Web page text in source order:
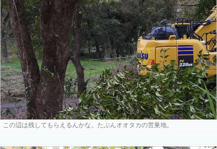
この辺は残してもらえるんかな。たぶんオオタカの営巣地。